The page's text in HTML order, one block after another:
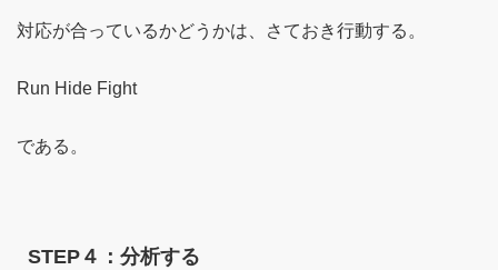
対応が合っているかどうかは、さておき行動する。
Run Hide Fight
である。
STEP４：分析する